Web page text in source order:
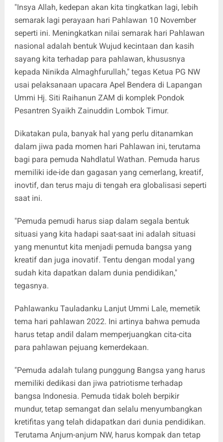
"Insya Allah, kedepan akan kita tingkatkan lagi, lebih
semarak lagi perayaan hari Pahlawan 10 November
seperti ini. Meningkatkan nilai semarak hari Pahlawan
nasional adalah bentuk Wujud kecintaan dan kasih
sayang kita terhadap para pahlawan, khususnya
kepada Ninikda Almaghfurullah," tegas Ketua PG NW
usai pelaksanaan upacara Apel Bendera di Lapangan
Ummi Hj. Siti Raihanun ZAM di komplek Pondok
Pesantren Syaikh Zainuddin Lombok Timur.
Dikatakan pula, banyak hal yang perlu ditanamkan
dalam jiwa pada momen hari Pahlawan ini, terutama
bagi para pemuda Nahdlatul Wathan. Pemuda harus
memiliki ide-ide dan gagasan yang cemerlang, kreatif,
inovtif, dan terus maju di tengah era globalisasi seperti
saat ini.
"Pemuda pemudi harus siap dalam segala bentuk
situasi yang kita hadapi saat-saat ini adalah situasi
yang menuntut kita menjadi pemuda bangsa yang
kreatif dan juga inovatif. Tentu dengan modal yang
sudah kita dapatkan dalam dunia pendidikan,"
tegasnya.
Pahlawanku Tauladanku Lanjut Ummi Lale, memetik
tema hari pahlawan 2022. Ini artinya bahwa pemuda
harus tetap andil dalam memperjuangkan cita-cita
para pahlawan pejuang kemerdekaan.
"Pemuda adalah tulang punggung Bangsa yang harus
memiliki dedikasi dan jiwa patriotisme terhadap
bangsa Indonesia. Pemuda tidak boleh berpikir
mundur, tetap semangat dan selalu menyumbangkan
kretifitas yang telah didapatkan dari dunia pendidikan.
Terutama Anjum-anjum NW, harus kompak dan tetap